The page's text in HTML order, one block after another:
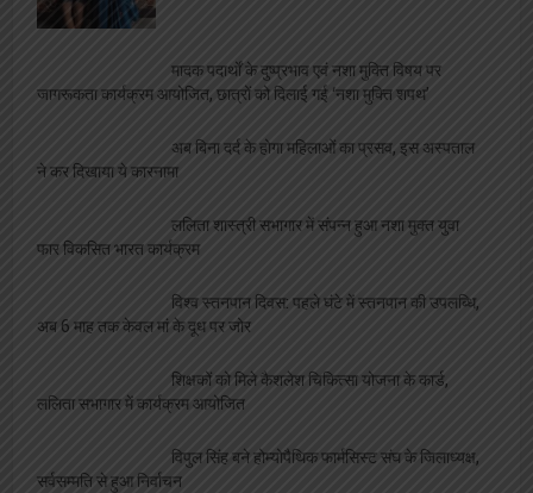
मादक पदार्थों के दुष्प्रभाव एवं नशा मुक्ति विषय पर
जागरूकता कार्यक्रम आयोजित, छात्रों को दिलाई गई ‘नशा मुक्ति शपथ’
अब बिना दर्द के होगा महिलाओं का प्रसव, इस अस्पताल
ने कर दिखाया ये कारनामा
ललिता शास्त्री सभागार में संपन्न हुआ नशा मुक्त युवा
फार विकसित भारत कार्यक्रम
विश्व स्तनपान दिवस: पहले घंटे में स्तनपान की उपलब्धि,
अब 6 माह तक केवल मां के दूध पर जोर
शिक्षकों को मिले कैशलेश चिकित्सा योजना के कार्ड,
ललिता सभागार में कार्यक्रम आयोजित
विपुल सिंह बने होम्योपैथिक फार्मसिस्ट संघ के जिलाध्यक्ष,
सर्वसम्मति से हुआ निर्वाचन